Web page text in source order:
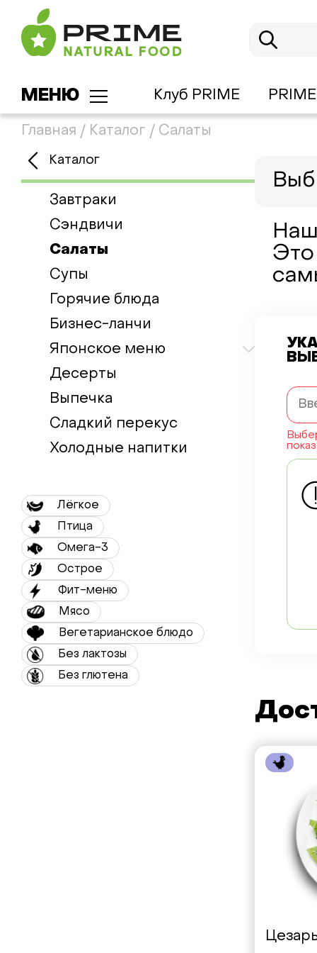
МЕНЮ Клуб PRIME
Главная / Каталог / Салаты
Каталог
Завтраки
Сэндвичи
Салаты
Супы
Горячие блюда
Бизнес-ланчи
Японское меню
Десерты
Выпечка
Сладкий перекус
Холодные напитки
Лёгкое
Птица
Омега-3
Острое
Фит-меню
Мясо
Вегетарианское блюдо
Без лактозы
Без глютена
Это